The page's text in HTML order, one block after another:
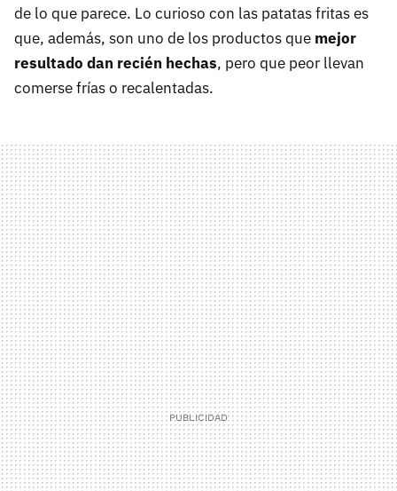
de lo que parece. Lo curioso con las patatas fritas es
que, además, son uno de los productos que mejor
resultado dan recién hechas, pero que peor llevan
comerse frías o recalentadas.